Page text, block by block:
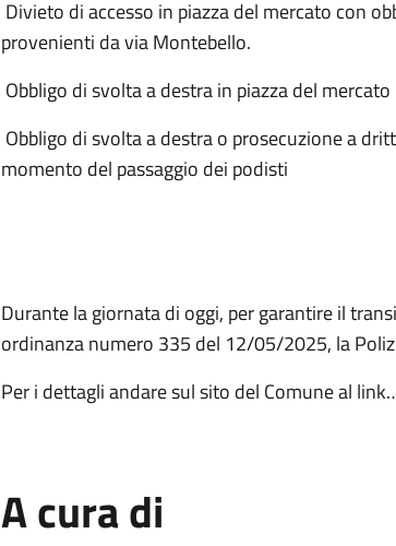
Divieto di accesso in piazza del mercato con
provenienti da via Montebello.
Obbligo di svolta a destra in piazza del
Obbligo di svolta a destra o prosecuzione a
momento del passaggio dei podisti
Durante la giornata di oggi, per garantire il
ordinanza numero 335 del 12/05/2025, la
Per i dettagli andare sul sito del Comune al
A cura di